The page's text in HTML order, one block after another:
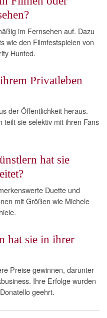
im Fernsehen auf. Dazu
wie den Filmfestspielen von
Hunted.
Privatleben
der Öffentlichkeit heraus.
teilt sie selektiv mit ihren Fans
hat sie
Duette und
mit Größen wie Michele
hat sie in ihrer
Preise gewinnen, darunter
Ihre Erfolge wurden
geehrt.